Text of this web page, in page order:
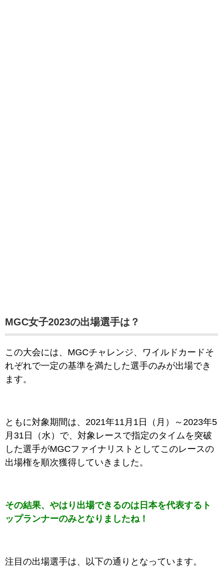
MGC女子2023の出場選手は？
この大会には、MGCチャレンジ、ワイルドカードそ
れぞれで一定の基準を満たした選手のみが出場でき
ます。
ともに対象期間は、2021年11月1日（月）～2023年5
月31日（水）で、対象レースで指定のタイムを突破
した選手がMGCファイナリストとしてこのレースの
出場権を順次獲得していきました。
その結果、やはり出場できるのは日本を代表するト
ップランナーのみとなりましたね！
注目の出場選手は、以下の通りとなっています。